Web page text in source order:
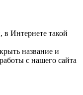
в Интернете такой
название и
с нашего сайта